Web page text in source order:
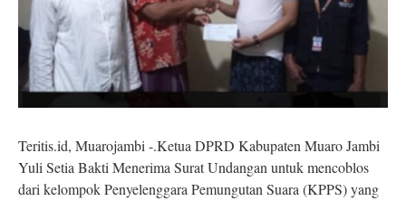
Teritis.id, Muarojambi -.Ketua DPRD Kabupaten Muaro Jambi
Yuli Setia Bakti Menerima Surat Undangan untuk mencoblos
dari kelompok Penyelenggara Pemungutan Suara (KPPS) yang